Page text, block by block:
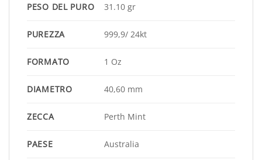
PESO DEL PURO 31.10 gr
PUREZZA 999,9/ 24kt
FORMATO 1 Oz
DIAMETRO 40,60 mm
ZECCA Perth Mint
PAESE Australia